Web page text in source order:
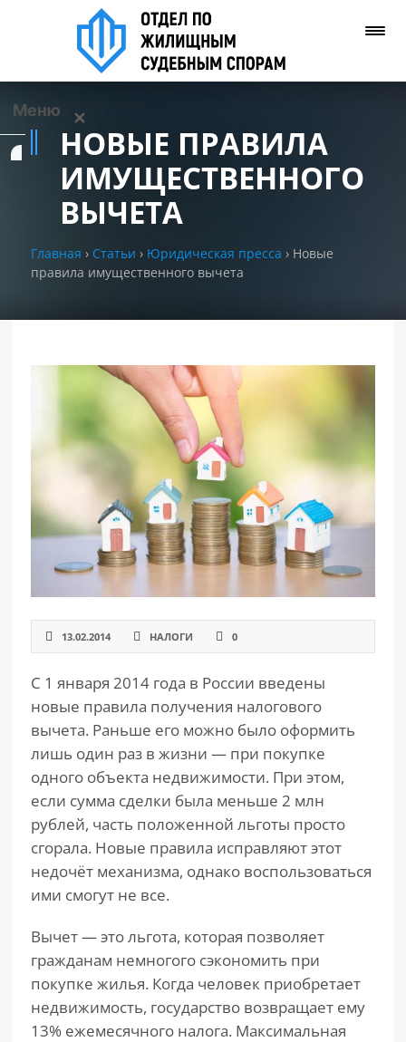
Меню ✕
Контакты
Задать вопрос
РАЗДЕЛЫ
НОВЫЕ ПРАВИЛА
ИМУЩЕСТВЕННОГО
ВЫЧЕТА
Главная › Статьи › Юридическая пресса › Новые
правила имущественного вычета
13.02.2014 НАЛОГИ 0
С 1 января 2014 года в России введены
новые правила получения налогового
вычета. Раньше его можно было оформить
лишь один раз в жизни — при покупке
одного объекта недвижимости. При этом,
если сумма сделки была меньше 2 млн
рублей, часть положенной льготы просто
сгорала. Новые правила исправляют этот
недочёт механизма, однако воспользоваться
ими смогут не все.
Вычет — это льгота, которая позволяет
гражданам немногого сэкономить при
покупке жилья. Когда человек приобретает
недвижимость, государство возвращает ему
13% ежемесячного налога. Максимальная